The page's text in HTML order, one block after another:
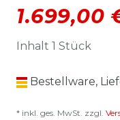
1.699,00
Inhalt 1 Stück
Bestellware,
* inkl. ges. MwSt. zzgl.